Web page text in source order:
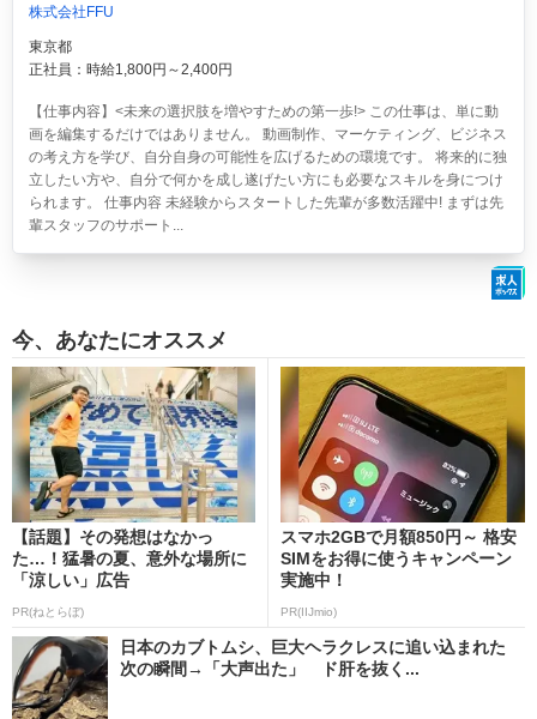
株式会社FFU
東京都
正社員：時給1,800円～2,400円
【仕事内容】<未来の選択肢を増やすための第一歩!> この仕事は、単に動
画を編集するだけではありません。 動画制作、マーケティング、ビジネス
の考え方を学び、自分自身の可能性を広げるための環境です。 将来的に独
立したい方や、自分で何かを成し遂げたい方にも必要なスキルを身につけ
られます。 仕事内容 未経験からスタートした先輩が多数活躍中! まずは先
輩スタッフのサポート...
今、あなたにオススメ
【話題】その発想はなかっ
た…！猛暑の夏、意外な場所に
「涼しい」広告
PR(ねとらぼ)
スマホ2GBで月額850円～ 格安
SIMをお得に使うキャンペーン
実施中！
PR(IIJmio)
日本のカブトムシ、巨大ヘラクレスに追い込まれた
次の瞬間→「大声出た」 ド肝を抜く...